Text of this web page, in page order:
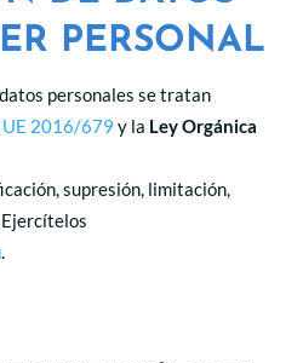
PERSONAL
personales se tratan
UE 2016/679 y la Ley Orgánica
supresión, limitación,
.